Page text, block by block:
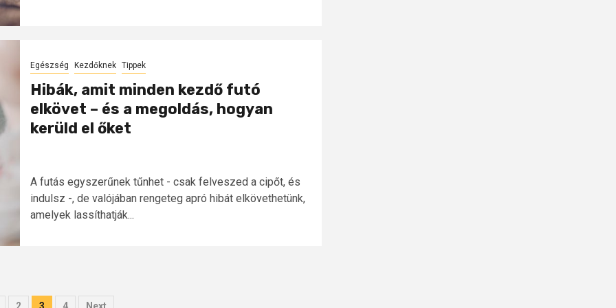
Egészség Kezdőknek Tippek
Hibák, amit minden kezdő futó
elkövet – és a megoldás, hogyan
kerüld el őket
A futás egyszerűnek tűnhet - csak felveszed a cipőt, és
indulsz -, de valójában rengeteg apró hibát elkövethetünk,
amelyek lassíthatják...